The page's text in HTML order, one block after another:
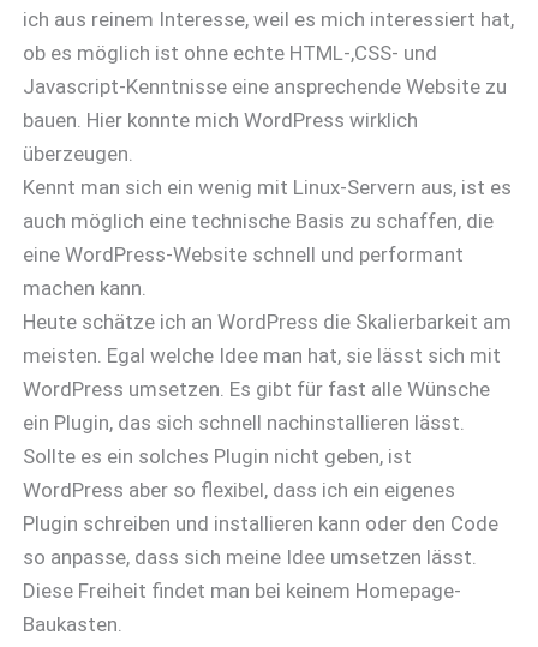
ich aus reinem Interesse, weil es mich interessiert hat,
ob es möglich ist ohne echte HTML-,CSS- und
Javascript-Kenntnisse eine ansprechende Website zu
bauen. Hier konnte mich WordPress wirklich
überzeugen.
Kennt man sich ein wenig mit Linux-Servern aus, ist es
auch möglich eine technische Basis zu schaffen, die
eine WordPress-Website schnell und performant
machen kann.
Heute schätze ich an WordPress die Skalierbarkeit am
meisten. Egal welche Idee man hat, sie lässt sich mit
WordPress umsetzen. Es gibt für fast alle Wünsche
ein Plugin, das sich schnell nachinstallieren lässt.
Sollte es ein solches Plugin nicht geben, ist
WordPress aber so flexibel, dass ich ein eigenes
Plugin schreiben und installieren kann oder den Code
so anpasse, dass sich meine Idee umsetzen lässt.
Diese Freiheit findet man bei keinem Homepage-
Baukasten.